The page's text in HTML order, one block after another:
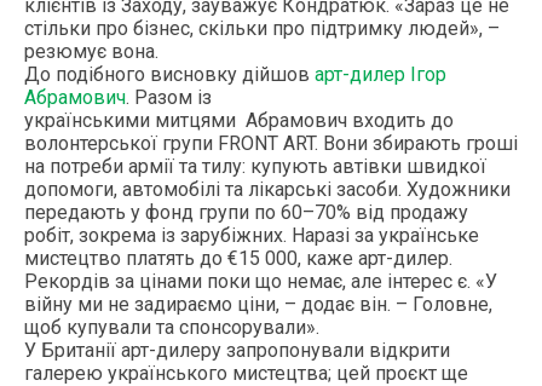
клієнтів із Заходу, зауважує Кондратюк. «Зараз це не
стільки про бізнес, скільки про підтримку людей», –
резюмує вона.
До подібного висновку дійшов арт-дилер Ігор
Абрамович. Разом із
українськими митцями Абрамович входить до
волонтерської групи FRONT ART. Вони збирають гроші
на потреби армії та тилу: купують автівки швидкої
допомоги, автомобілі та лікарські засоби. Художники
передають у фонд групи по 60–70% від продажу
робіт, зокрема із зарубіжних. Наразі за українське
мистецтво платять до €15 000, каже арт-дилер.
Рекордів за цінами поки що немає, але інтерес є. «У
війну ми не задираємо ціни, – додає він. – Головне,
щоб купували та спонсорували».
У Британії арт-дилеру запропонували відкрити
галерею українського мистецтва; цей проєкт ще